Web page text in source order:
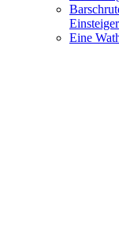
Einsteiger
Eine